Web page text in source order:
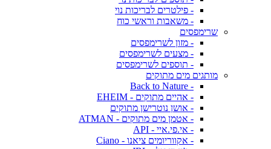
- פילטרים לבריכות נוי
- משאבות וראשי כוח
שרימפסים
- מזון לשרימפסים
- מצעים לשרימפסים
- תוספים לשרימפסים
מותגים מים מתוקים
- Back to Nature
- אהיים מתוקים - EHEIM
- אושן נוטרישן מתוקים
- אטמן מים מתוקים - ATMAN
- אי.פי.איי - API
- אקווריומים ציאנו - Ciano